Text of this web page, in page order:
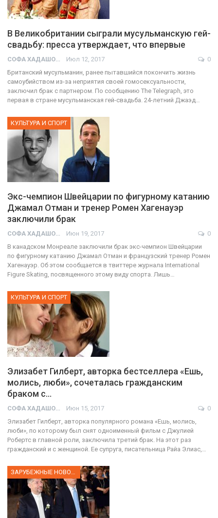
В Великобритании сыграли мусульманскую гей-
свадьбу: пресса утверждает, что впервые
СОФА ХАДАШОТ Июл 12, 2017
0
Британский мусульманин, ранее пытавшийся покончить жизнь
самоубийством из-за неприятия своей гомосексуальности,
заключил брак с партнером. По сообщению The Telegraph, это
первая в стране мусульманская гей-свадьба. 24-летний Джаэд…
КУЛЬТУРА И СПОРТ
Экс-чемпион Швейцарии по фигурному катанию
Джамал Отман и тренер Ромен Хагенауэр
заключили брак
СОФА ХАДАШОТ Июн 19, 2017
0
В канадском Монреале заключили брак экс-чемпион Швейцарии
по фигурному катанию Джамал Отман и французский тренер Ромен
Хагенауэр. Об этом сообщается в твиттере журнала International
Figure Skating, посвященного этому виду спорта. Лишь…
КУЛЬТУРА И СПОРТ
Элизабет Гилберт, авторка бестселлера «Ешь,
молись, люби», сочеталась гражданским
браком с…
СОФА ХАДАШОТ Июн 15, 2017
0
Элизабет Гилберт, авторка популярного романа «Ешь, молись,
люби», по которому был снят одноименный фильм с Джулией
Робертс в главной роли, заключила третий брак. На этот раз
гражданский и с женщиной. Ее супруга, писательница Райа Элиас,…